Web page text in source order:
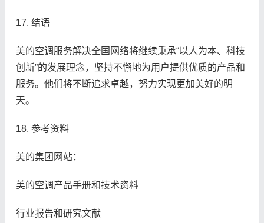
17. 结语
美的空调服务解决全国网络将继续秉承“以人为本、科技
创新”的发展理念，坚持不懈地为用户提供优质的产品和
服务。他们将不断追求卓越，努力实现更加美好的明
天。
18. 参考资料
美的集团网站：
美的空调产品手册和技术资料
行业报告和研究文献